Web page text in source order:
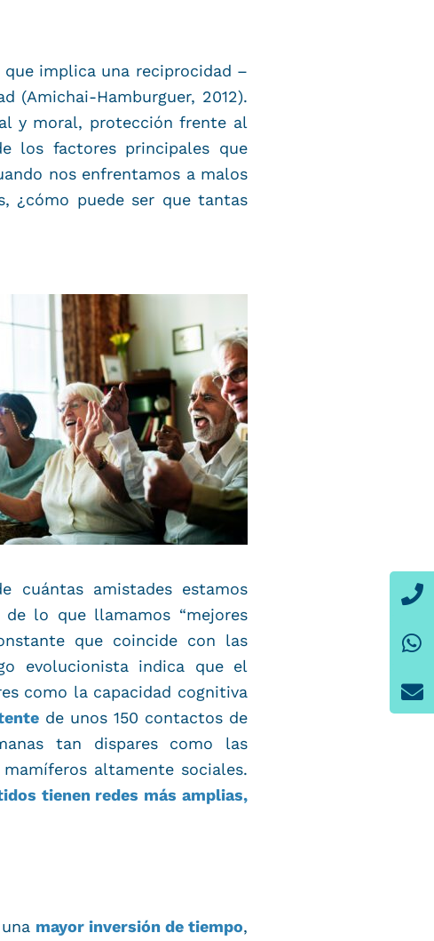
implica una reciprocidad –
(Amichai-Hamburguer, 2012).
y moral, protección frente al
los factores principales que
nos enfrentamos a malos
¿cómo puede ser que tantas
cuántas amistades estamos
lo que llamamos “mejores
que coincide con las
evolucionista indica que el
como la capacidad cognitiva
de unos 150 contactos de
tan dispares como las
altamente sociales.
tienen redes más amplias,
mayor inversión de tiempo,